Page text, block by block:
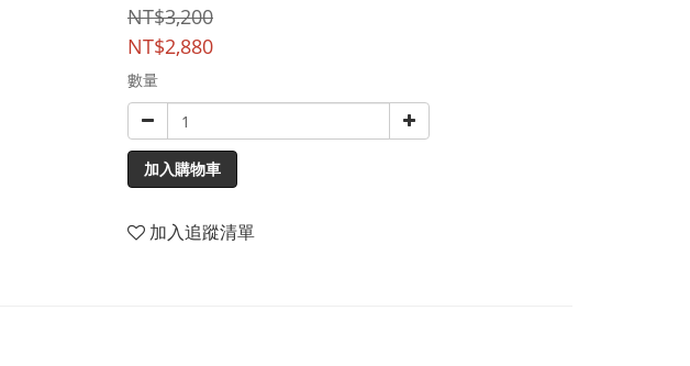
NT$3,200
NT$2,880
數量
加入購物車
加入追蹤清單